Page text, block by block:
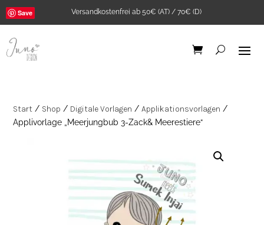
Versandkostenfrei ab 50€ (AT) / 70€ (D)
Save
Start / Shop / Digitale Vorlagen /Applikationsvorlagen /
Applivorlage „Meerjungbub 3-Zack& Meerestiere“
Bügelbild "Good
karma club" A5
5,90 €